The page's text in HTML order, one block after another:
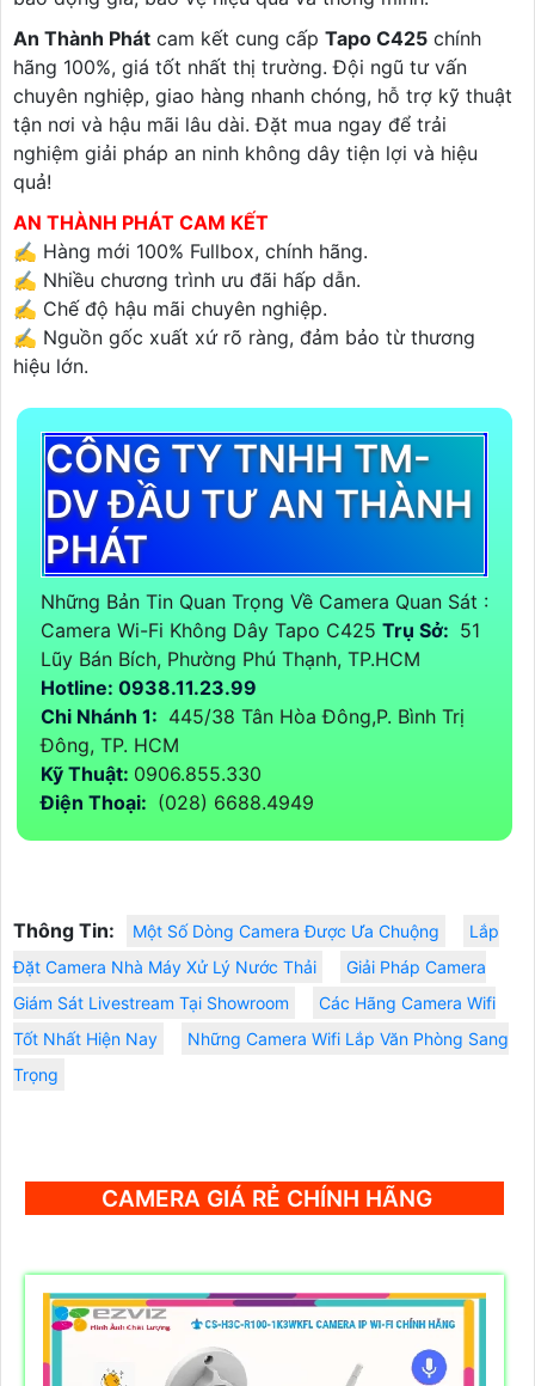
An Thành Phát cam kết cung cấp Tapo C425 chính
hãng 100%, giá tốt nhất thị trường. Đội ngũ tư vấn
chuyên nghiệp, giao hàng nhanh chóng, hỗ trợ kỹ thuật
tận nơi và hậu mãi lâu dài. Đặt mua ngay để trải
nghiệm giải pháp an ninh không dây tiện lợi và hiệu
quả!
AN THÀNH PHÁT CAM KẾT
✍️ Hàng mới 100% Fullbox, chính hãng.
✍️ Nhiều chương trình ưu đãi hấp dẫn.
✍️ Chế độ hậu mãi chuyên nghiệp.
✍️ Nguồn gốc xuất xứ rõ ràng, đảm bảo từ thương
hiệu lớn.
CÔNG TY TNHH TM-
DV ĐẦU TƯ AN THÀNH
PHÁT
Những Bản Tin Quan Trọng Về Camera Quan Sát :
Camera Wi-Fi Không Dây Tapo C425 Trụ Sở: 51
Lũy Bán Bích, Phường Phú Thạnh, TP.HCM
Hotline: 0938.11.23.99
Chi Nhánh 1: 445/38 Tân Hòa Đông,P. Bình Trị
Đông, TP. HCM
Kỹ Thuật: 0906.855.330
Điện Thoại: (028) 6688.4949
Thông Tin: Một Số Dòng Camera Được Ưa Chuộng
Lắp
Đặt Camera Nhà Máy Xử Lý Nước Thải
Giải Pháp Camera
Giám Sát Livestream Tại Showroom
Các Hãng Camera Wifi
Tốt Nhất Hiện Nay
Những Camera Wifi Lắp Văn Phòng Sang
Trọng
CAMERA GIÁ RẺ CHÍNH HÃNG